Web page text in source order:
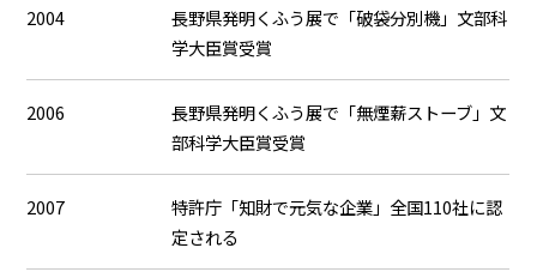
2004
長野県発明くふう展で「破袋分別機」文部科
学大臣賞受賞
2006
長野県発明くふう展で「無煙薪ストーブ」文
部科学大臣賞受賞
2007
特許庁「知財で元気な企業」全国110社に認
定される